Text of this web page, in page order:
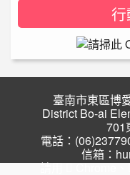
臺南市東區博
District Bo-ai
701
電話：
信箱：
請用 Chrome、